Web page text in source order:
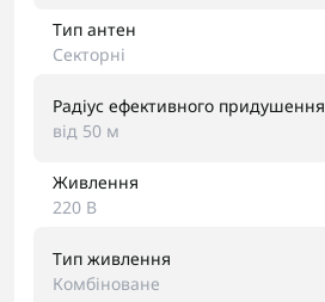
Тип антен
Секторні
Радіус ефективного придушення
від 50 м
Живлення
220 В
Тип живлення
Комбіноване